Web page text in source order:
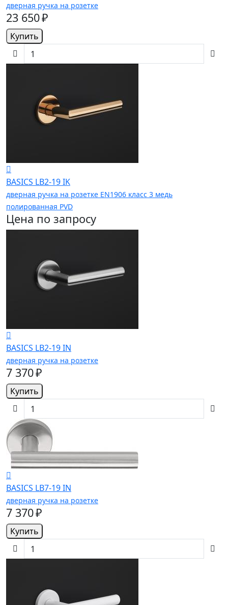
дверная ручка на розетке
23 650 ₽
Купить
BASICS LB2-19 IK
дверная ручка на розетке EN1906 класс 3 медь
полированная PVD
Цена по запросу
BASICS LB2-19 IN
дверная ручка на розетке
7 370 ₽
Купить
BASICS LB7-19 IN
дверная ручка на розетке
7 370 ₽
Купить